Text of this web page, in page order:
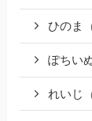
ひのま
ぽちい
れいじ